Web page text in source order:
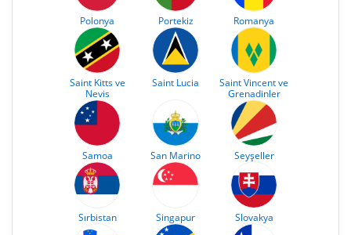
Polonya Portekiz Romanya
Saint Kitts ve
Nevis
Saint Lucia
Saint Vincent ve
Grenadinler
Samoa San Marino Seyşeller
Sırbistan Singapur Slovakya